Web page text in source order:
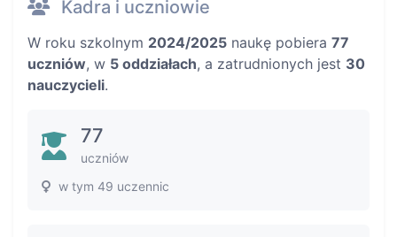
Kadra i uczniowie
W roku szkolnym 2024/2025 naukę pobiera 77
uczniów, w 5 oddziałach, a zatrudnionych jest 30
nauczycieli.
77
uczniów
w tym 49 uczennic